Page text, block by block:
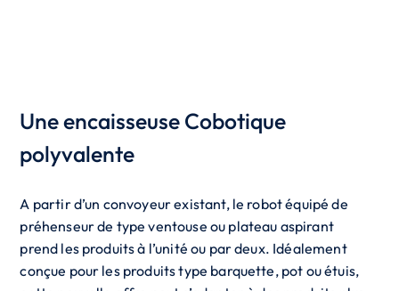
Une encaisseuse Cobotique
polyvalente
A partir d’un convoyeur existant, le robot équipé de
préhenseur de type ventouse ou plateau aspirant
prend les produits à l’unité ou par deux. Idéalement
conçue pour les produits type barquette, pot ou étuis,